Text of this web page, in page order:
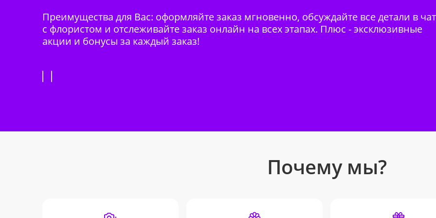
Преимущества для Вас: оформляйте заказ мгновенно, обсуждайте все детали в
с флористом и отслеживайте заказ онлайн на всех этапах. Плюс - эксклюзивные
акции и бонусы за каждый заказ!
Почему мы?